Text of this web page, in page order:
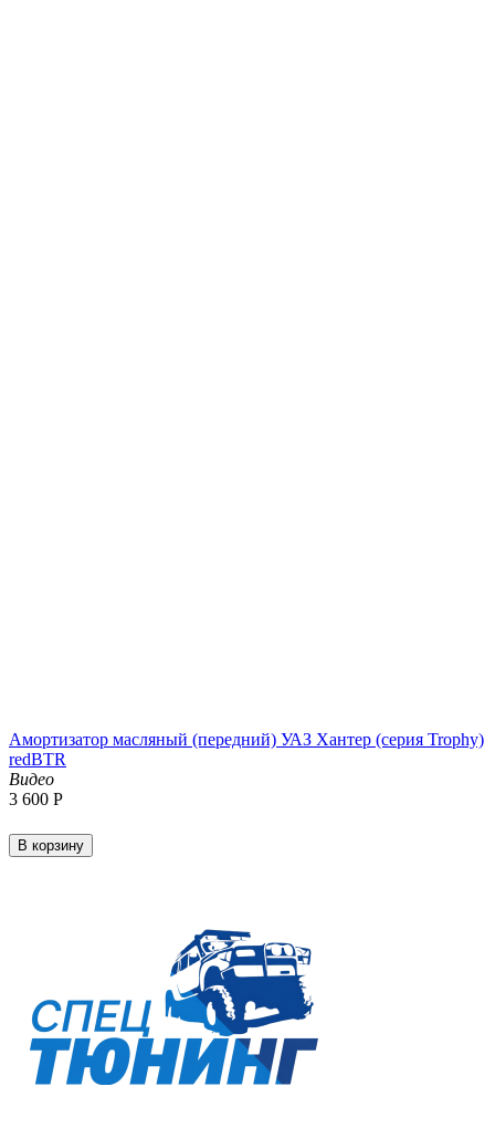
Амортизатор масляный (передний) УАЗ Хантер (серия Trophy)
redBTR
Видео
3 600 Р
В корзину